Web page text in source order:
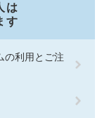
は
す
利用とご注